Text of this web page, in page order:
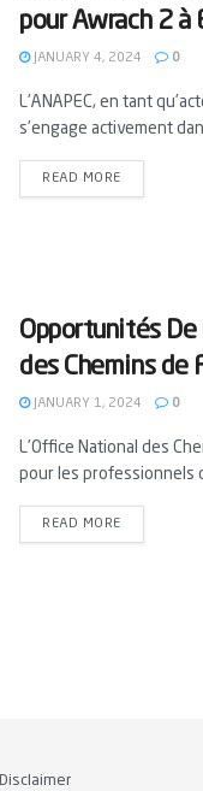
pour Awrach 2 à
JANUARY 4, 2024 0
L'ANAPEC, en tant
s'engage activement
READ MORE
Opportunités De
des Chemins de
JANUARY 1, 2024 0
L'Office National des
pour les professionnels
READ MORE
Disclaimer